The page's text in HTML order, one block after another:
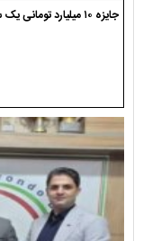
جایزه ۱۰ میلیارد تومانی یک سیاهکلی برای انتقام از ترامپ و نتانیاهو